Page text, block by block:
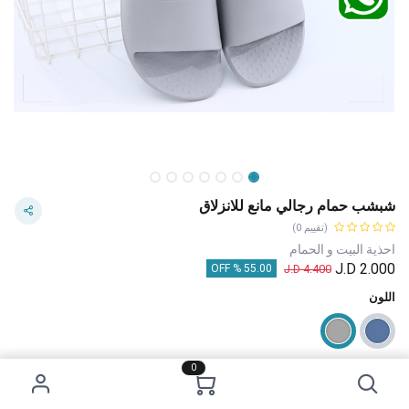
0
شبشب حمام رجالي مانع للانزلاق
(تقييم 0)
احذية البيت و الحمام
2.000
4.400
J.D
55.00 % OFF
اللون
قياس الأحذية